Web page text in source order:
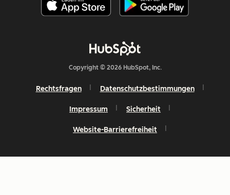
Copyright © 2026 HubSpot, Inc.
Rechtsfragen Datenschutzbestimmungen
Impressum Sicherheit
Website-Barrierefreiheit